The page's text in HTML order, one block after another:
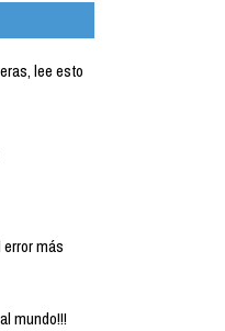
lee esto
más
mundo!!!